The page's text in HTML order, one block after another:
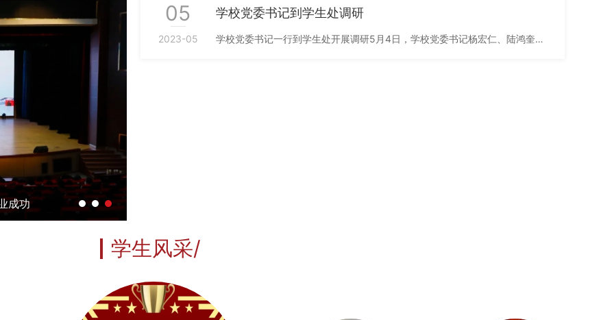
05
2023-05
学校党委书记到学生处调研
学校党委书记一行到学生处开展调研5月4日，学校党委书记杨宏仁、陆鸿奎
业能...
学生风采/